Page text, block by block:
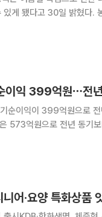
다. 농작물재해보험과 농업수입안정보험
이익 399억원⋯
순이익이 399억원으로
높아졌고, 자기자
어·요양 특화상품